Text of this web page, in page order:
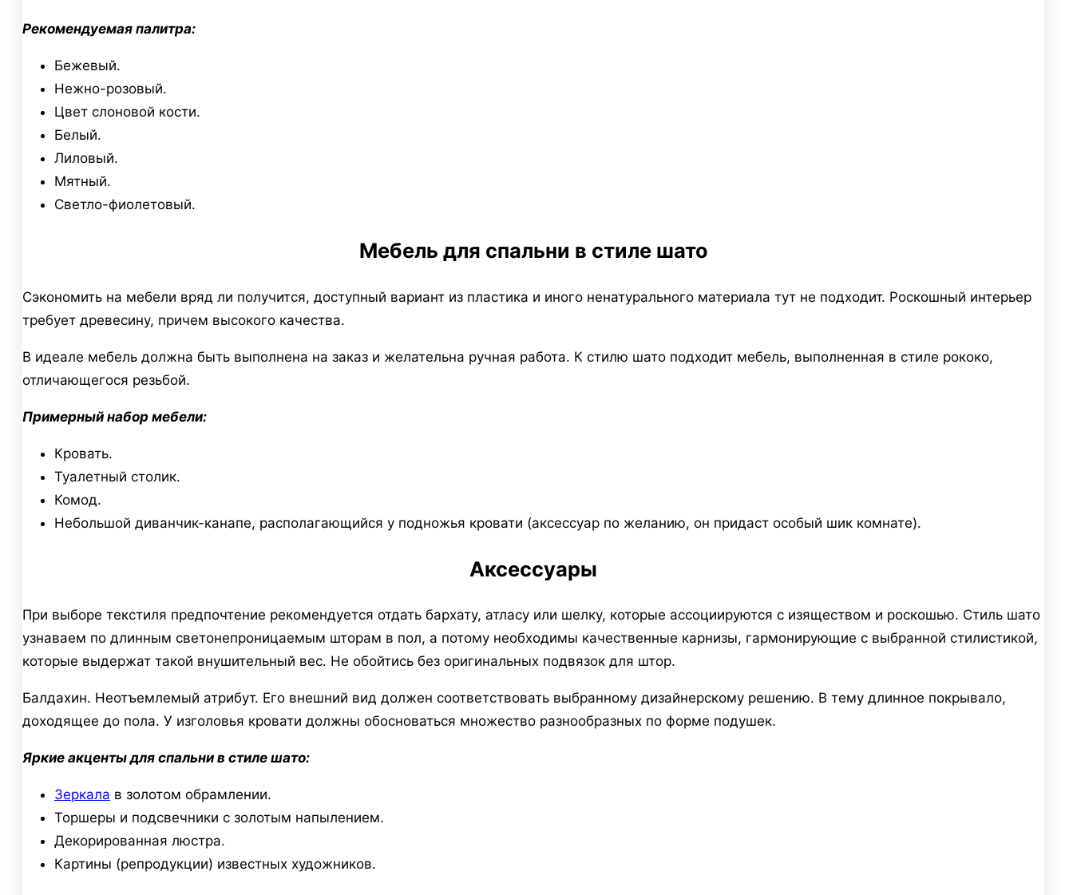
Рекомендуемая палитра:
Бежевый.
Нежно-розовый.
Цвет слоновой кости.
Белый.
Лиловый.
Мятный.
Светло-фиолетовый.
Мебель для спальни в стиле шато
Сэкономить на мебели вряд ли получится, доступный вариант из пластика и иного ненатурального материала тут не подходит. Роскошный интерьер
требует древесину, причем высокого качества.
В идеале мебель должна быть выполнена на заказ и желательна ручная работа. К стилю шато подходит мебель, выполненная в стиле рококо,
отличающегося резьбой.
Примерный набор мебели:
Кровать.
Туалетный столик.
Комод.
Небольшой диванчик-канапе, располагающийся у подножья кровати (аксессуар по желанию, он придаст особый шик комнате).
Аксессуары
При выборе текстиля предпочтение рекомендуется отдать бархату, атласу или шелку, которые ассоциируются с изяществом и роскошью. Стиль шато
узнаваем по длинным светонепроницаемым шторам в пол, а потому необходимы качественные карнизы, гармонирующие с выбранной стилистикой,
которые выдержат такой внушительный вес. Не обойтись без оригинальных подвязок для штор.
Балдахин. Неотъемлемый атрибут. Его внешний вид должен соответствовать выбранному дизайнерскому решению. В тему длинное покрывало,
доходящее до пола. У изголовья кровати должны обосноваться множество разнообразных по форме подушек.
Яркие акценты для спальни в стиле шато:
Зеркала в золотом обрамлении.
Торшеры и подсвечники с золотым напылением.
Декорированная люстра.
Картины (репродукции) известных художников.